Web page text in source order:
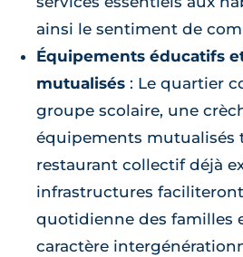
ainsi le sentiment de
Équipements éducatifs
mutualisés : Le quartier
groupe scolaire, une
équipements mutualisés
restaurant collectif déjà
infrastructures
quotidienne des familles
caractère